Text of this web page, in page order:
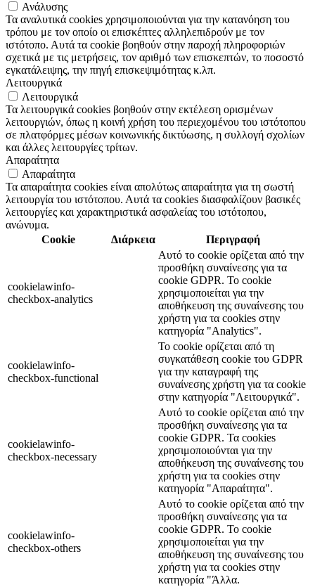
Ανάλυσης
Τα αναλυτικά cookies χρησιμοποιούνται για την κατανόηση του
τρόπου με τον οποίο οι επισκέπτες αλληλεπιδρούν με τον
ιστότοπο. Αυτά τα cookie βοηθούν στην παροχή πληροφοριών
σχετικά με τις μετρήσεις, τον αριθμό των επισκεπτών, το ποσοστό
εγκατάλειψης, την πηγή επισκεψιμότητας κ.λπ.
Λειτουργικά
Λειτουργικά
Τα λειτουργικά cookies βοηθούν στην εκτέλεση ορισμένων
λειτουργιών, όπως η κοινή χρήση του περιεχομένου του ιστότοπου
σε πλατφόρμες μέσων κοινωνικής δικτύωσης, η συλλογή σχολίων
και άλλες λειτουργίες τρίτων.
Απαραίτητα
Απαραίτητα
Τα απαραίτητα cookies είναι απολύτως απαραίτητα για τη σωστή
λειτουργία του ιστότοπου. Αυτά τα cookies διασφαλίζουν βασικές
λειτουργίες και χαρακτηριστικά ασφαλείας του ιστότοπου,
ανώνυμα.
Cookie
Διάρκεια Περιγραφή
cookielawinfo-
checkbox-analytics
Αυτό το cookie ορίζεται από την
προσθήκη συναίνεσης για τα
cookie GDPR. Το cookie
χρησιμοποιείται για την
αποθήκευση της συναίνεσης του
χρήστη για τα cookies στην
κατηγορία "Analytics".
cookielawinfo-
checkbox-functional
Το cookie ορίζεται από τη
συγκατάθεση cookie του GDPR
για την καταγραφή της
συναίνεσης χρήστη για τα cookie
στην κατηγορία "Λειτουργικά".
cookielawinfo-
checkbox-necessary
Αυτό το cookie ορίζεται από την
προσθήκη συναίνεσης για τα
cookie GDPR. Τα cookies
χρησιμοποιούνται για την
αποθήκευση της συναίνεσης του
χρήστη για τα cookies στην
κατηγορία "Απαραίτητα".
cookielawinfo-
checkbox-others
Αυτό το cookie ορίζεται από την
προσθήκη συναίνεσης για τα
cookie GDPR. Το cookie
χρησιμοποιείται για την
αποθήκευση της συναίνεσης του
χρήστη για τα cookies στην
κατηγορία "Άλλα.